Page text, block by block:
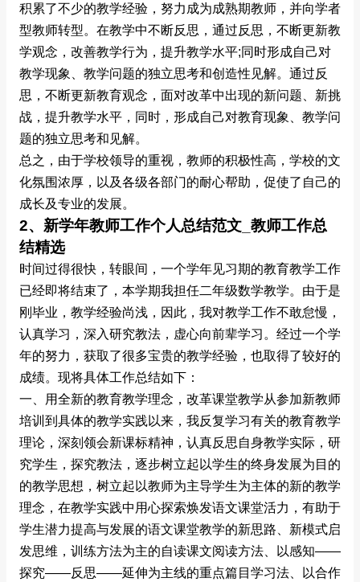
积累了不少的教学经验，努力成为成熟期教师，并向学者
型教师转型。在教学中不断反思，通过反思，不断更新教
学观念，改善教学行为，提升教学水平;同时形成自己对
教学现象、教学问题的独立思考和创造性见解。通过反
思，不断更新教育观念，面对改革中出现的新问题、新挑
战，提升教学水平，同时，形成自己对教育现象、教学问
题的独立思考和见解。
总之，由于学校领导的重视，教师的积极性高，学校的文
化氛围浓厚，以及各级各部门的耐心帮助，促使了自己的
成长及专业的发展。
2、新学年教师工作个人总结范文_教师工作总
结精选
时间过得很快，转眼间，一个学年见习期的教育教学工作
已经即将结束了，本学期我担任二年级数学教学。由于是
刚毕业，教学经验尚浅，因此，我对教学工作不敢怠慢，
认真学习，深入研究教法，虚心向前辈学习。经过一个学
年的努力，获取了很多宝贵的教学经验，也取得了较好的
成绩。现将具体工作总结如下：
一、用全新的教育教学理念，改革课堂教学从参加新教师
培训到具体的教学实践以来，我反复学习有关的教育教学
理论，深刻领会新课标精神，认真反思自身教学实际，研
究学生，探究教法，逐步树立起以学生的终身发展为目的
的教学思想，树立起以教师为主导学生为主体的新的教学
理念，在教学实践中用心探索焕发语文课堂活力，有助于
学生潜力提高与发展的语文课堂教学的新思路、新模式启
发思维，训练方法为主的自读课文阅读方法、以感知――
探究――反思――延伸为主线的重点篇目学习法、以合作